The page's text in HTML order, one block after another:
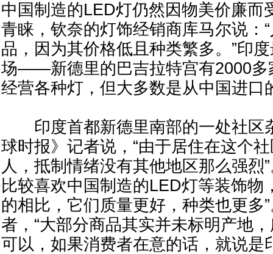
中国制造的LED灯仍然因物美价廉而
青睐，钦奈的灯饰经销商库马尔说：
品，因为其价格低且种类繁多。”印
场——新德里的巴吉拉特宫有2000多
经营各种灯，但大多数是从中国进口
印度首都新德里南部的一处社区
球时报》记者说，“由于居住在这个
人，抵制情绪没有其他地区那么强烈
比较喜欢中国制造的LED灯等装饰物
的相比，它们质量更好，种类也更多
者，“大部分商品其实并未标明产地
可以，如果消费者在意的话，就说是